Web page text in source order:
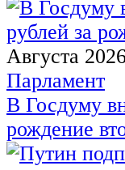
Августа
Парламент
В Госдуму
рождение